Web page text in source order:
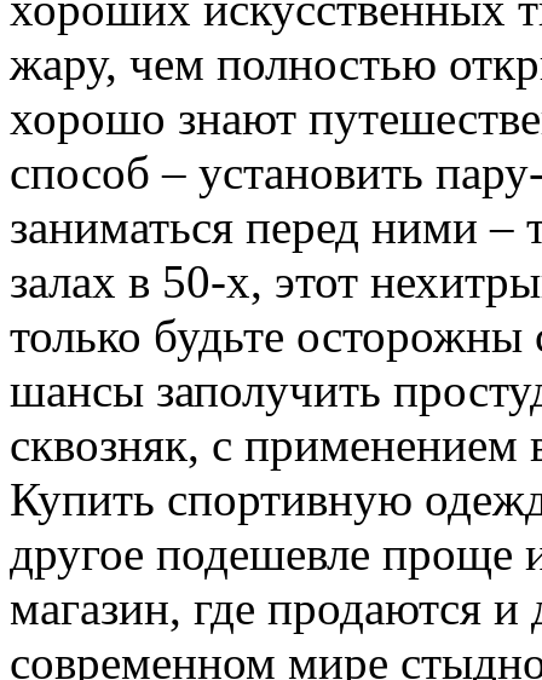
жару, чем полностью
хорошо знают
способ – установить
заниматься перед ними –
залах в 50-х, этот
только будьте
шансы заполучить
сквозняк, с применением
Купить спортивную
другое подешевле проще
магазин, где продаются и
современном мире